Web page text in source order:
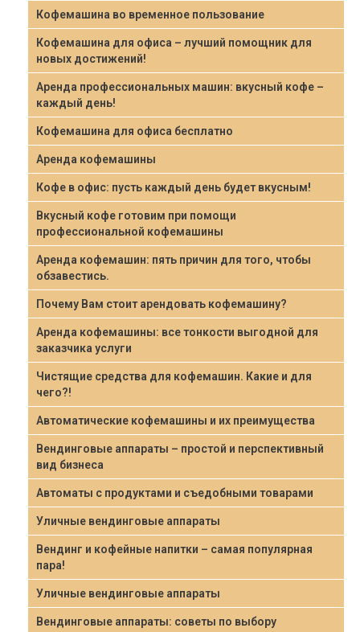
Кофемашина во временное пользование
Кофемашина для офиса – лучший помощник для
новых достижений!
Аренда профессиональных машин: вкусный кофе –
каждый день!
Кофемашина для офиса бесплатно
Аренда кофемашины
Кофе в офис: пусть каждый день будет вкусным!
Вкусный кофе готовим при помощи
профессиональной кофемашины
Аренда кофемашин: пять причин для того, чтобы
обзавестись.
Почему Вам стоит арендовать кофемашину?
Аренда кофемашины: все тонкости выгодной для
заказчика услуги
Чистящие средства для кофемашин. Какие и для
чего?!
Автоматические кофемашины и их преимущества
Вендинговые аппараты – простой и перспективный
вид бизнеса
Автоматы с продуктами и съедобными товарами
Уличные вендинговые аппараты
Вендинг и кофейные напитки – самая популярная
пара!
Уличные вендинговые аппараты
Вендинговые аппараты: советы по выбору